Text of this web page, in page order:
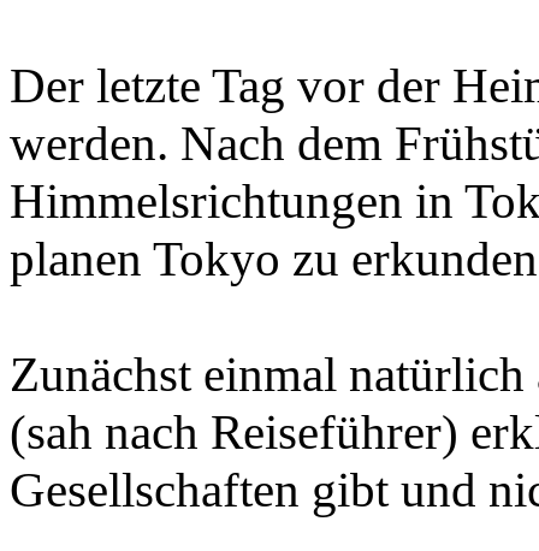
Der letzte Tag vor der
werden. Nach dem
Himmelsrichtungen in
planen Tokyo zu
Zunächst einmal
(sah nach Reiseführer)
Gesellschaften gibt und